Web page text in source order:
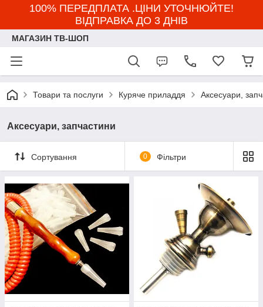
100% ПЕРЕДПЛАТА .ЦІНИ УТОЧНЮЙТЕ!
ВІДПРАВКА ДО 3 ДНІВ
МАГАЗИН ТВ-ШОП
Товари та послуги Куряче приладдя Аксесуари,
Аксесуари, запчастини
Сортування 0 Фільтри